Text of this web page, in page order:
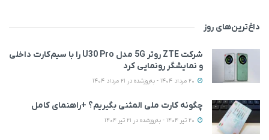
داغ‌ترین‌های روز
شرکت ZTE روتر 5G مدل U30 Pro را با سیم‌کارت داخلی
و نمایشگر رونمایی کرد
چگونه کارت ملی المثنی بگیریم؟ +راهنمای کامل